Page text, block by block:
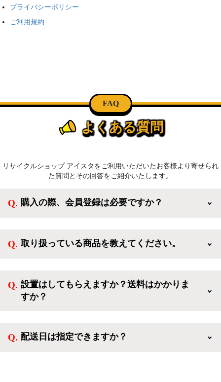
プライバシーポリシー
ご利用規約
FAQ
よくある質問
リサイクルショップ アイスタをご利用いただいたお客様より寄せられ
た質問とその回答をご紹介いたします。
購入の際、会員登録は必要ですか？
方、登録しなくてもカートに商品を入れた後、ログイ
取り扱っている商品を教えてください。
活を応援するような家電セットから、季節・空調家
電、調理家電、生活家電まで、幅広く中古家電を取り
設置はしてもらえますか？送料はかかりま
すか？
神奈川・千葉)において自社配送を選択いただくこと
配送日は指定できますか？